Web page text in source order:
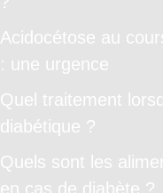
Acidocétose au
: une urgence
Quel traitement
diabétique ?
Quels sont les
en cas de diabète ?